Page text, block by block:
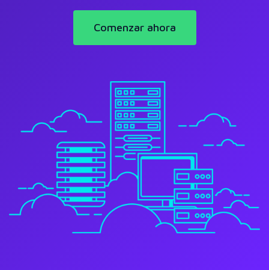
Comenzar ahora